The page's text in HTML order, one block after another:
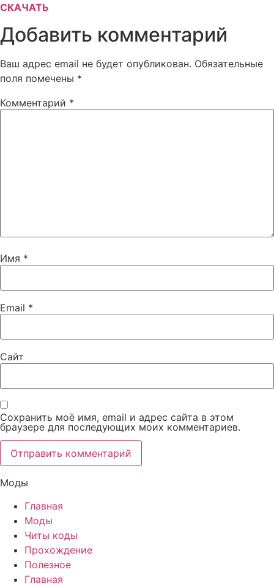
СКАЧАТЬ
Добавить комментарий
Ваш адрес email не будет опубликован. Обязательные
поля помечены *
Комментарий *
Имя *
Email *
Сайт
Сохранить моё имя, email и адрес сайта в этом
браузере для последующих моих комментариев.
Моды
Главная
Моды
Читы коды
Прохождение
Полезное
Главная